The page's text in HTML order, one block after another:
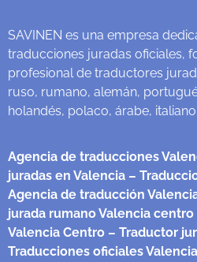
SAVINEN es una empresa
traducciones juradas oficiales,
profesional de traductores
ruso, rumano, alemán,
holandés, polaco, árabe,
Agencia de traducciones
juradas en Valencia –
Agencia de traducción
jurada rumano Valencia centro
Valencia Centro – Traductor
Traducciones oficiales